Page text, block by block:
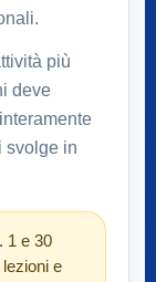
più
deve
svolge in
1 e 30
e